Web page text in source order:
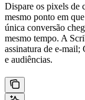
Dispare os pixels de
mesmo ponto em
única conversão
mesmo tempo. A
assinatura de e-mail;
e audiências.